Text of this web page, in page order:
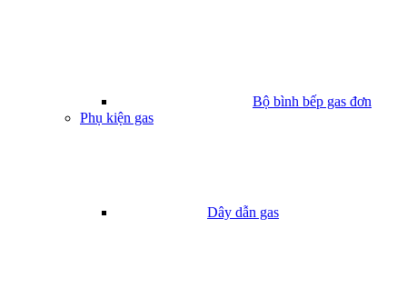
Bộ bình bếp gas đơn
Phụ kiện gas
Dây dẫn gas